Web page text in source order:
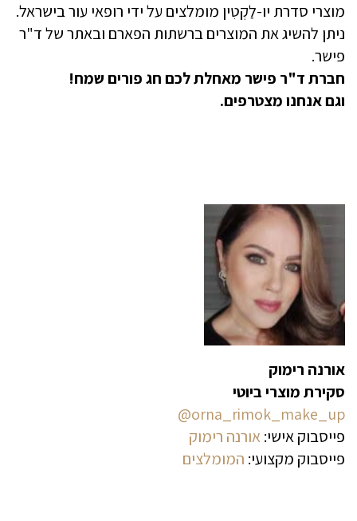
מוצרי סדרת יו-לַקְטִין מומלצים על ידי רופאי עור בישראל.
ניתן להשיג את המוצרים ברשתות הפארם ובאתר של ד"ר
פישר.
חברת ד"ר פישר מאחלת לכם חג פורים שמח!
וגם אנחנו מצטרפים.
אורנה רימוק
סקירת מוצרי ביוטי
orna_rimok_make_up@
פייסבוק אישי:אורנה רימוק
פייסבוק מקצועי: המומלצים